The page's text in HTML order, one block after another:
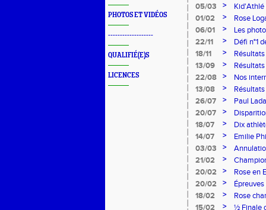
PHOTOS ET VIDÉOS
-------------------
QUALIFIÉ(E)S
LICENCES
05/03
>
Kid'Athlé
01/02
> Rose
06/01 >
Les
22/11
>
Défi n°1
18/11
>
Loire
13/09 >
marques
22/08 >
Nos
13/08
>
26/07 >
Paul
20/07
>
18/07
>
Dix
14/07
>
Emilie
la
03/03 >
France
Chartres
21/02 >
l'ACLAM
20/02 >
Rose en
Lancers !
20/02 >
18/02 >
Rose
15/02 >
½ Finale